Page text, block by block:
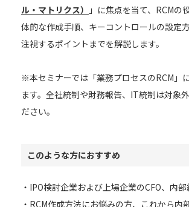
ル・マトリクス）
」に焦点を当て、RCMの
体的な作成手順、キーコントロールの設定
注視するポイントまでを解説します。
※本セミナーでは「業務プロセスのRCM」
ます。全社統制や財務報告、IT統制は対象
ださい。
このような方におすすめ
・IPO検討企業および上場企業のCFO、内
・RCM作成方法にお悩みの方、これから内